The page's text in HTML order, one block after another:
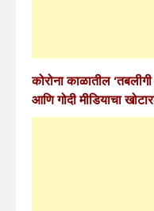
कोरोना काळातील
आणि गोदी मीडियाचा